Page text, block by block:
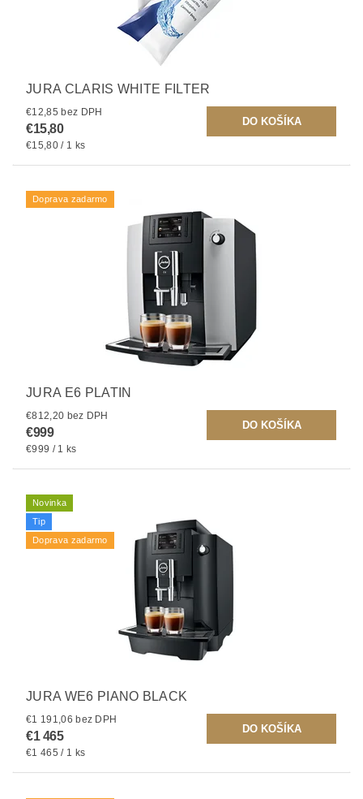
JURA CLARIS WHITE FILTER
€12,85 bez DPH
€15,80
€15,80 / 1 ks
Doprava zadarmo
JURA E6 PLATIN
€812,20 bez DPH
€999
€999 / 1 ks
Novinka
Tip
Doprava zadarmo
JURA WE6 PIANO BLACK
€1 191,06 bez DPH
€1 465
€1 465 / 1 ks